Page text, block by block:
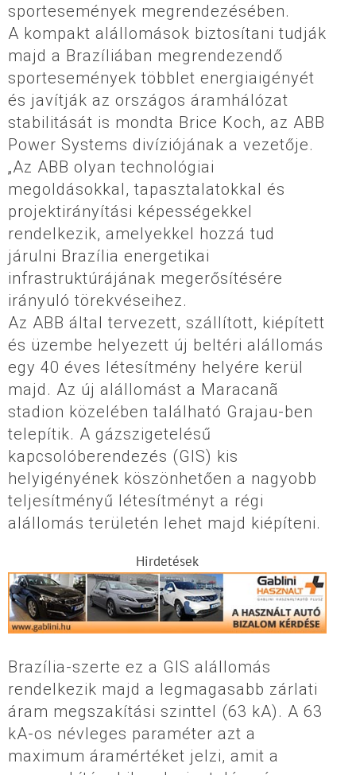
sportesemények megrendezésében.
A kompakt alállomások biztosítani tudják
majd a Brazíliában megrendezendő
sportesemények többlet energiaigényét
és javítják az országos áramhálózat
stabilitását is mondta Brice Koch, az ABB
Power Systems divíziójának a vezetője.
„Az ABB olyan technológiai
megoldásokkal, tapasztalatokkal és
projektirányítási képességekkel
rendelkezik, amelyekkel hozzá tud
járulni Brazília energetikai
infrastruktúrájának megerősítésére
irányuló törekvéseihez.
Az ABB által tervezett, szállított, kiépített
és üzembe helyezett új beltéri alállomás
egy 40 éves létesítmény helyére kerül
majd. Az új alállomást a Maracanã
stadion közelében található Grajau-ben
telepítik. A gázszigetelésű
kapcsolóberendezés (GIS) kis
helyigényének köszönhetően a nagyobb
teljesítményű létesítményt a régi
alállomás területén lehet majd kiépíteni.
Hirdetések
Brazília-szerte ez a GIS alállomás
rendelkezik majd a legmagasabb zárlati
áram megszakítási szinttel (63 kA). A 63
kA-os névleges paraméter azt a
maximum áramértéket jelzi, amit a